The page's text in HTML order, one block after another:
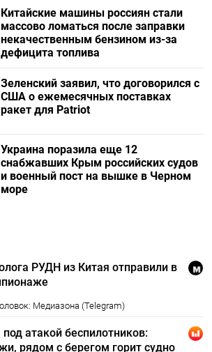
Китайские машины россиян стали
массово ломаться после заправки
некачественным бензином из-за
дефицита топлива
Зеленский заявил, что договорился с
США о ежемесячных поставках
ракет для Patriot
Украина поразила еще 12
снабжавших Крым российских судов
и военный пост на вышке в Черном
море